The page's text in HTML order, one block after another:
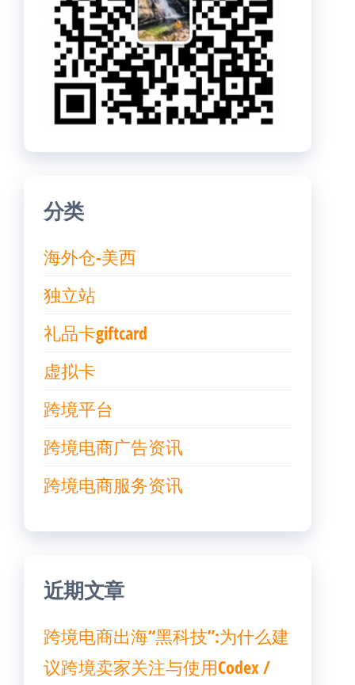
分类
海外仓-美西
独立站
礼品卡giftcard
虚拟卡
跨境平台
跨境电商广告资讯
跨境电商服务资讯
近期文章
跨境电商出海“黑科技”:为什么建
议跨境卖家关注与使用Codex /